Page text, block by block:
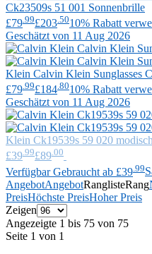
Ck23509s 51 001 Sonnenbrille
£79 .99£203 .5010% Rabatt
Geschätzt von 11 Aug 2026
Klein Calvin Klein Sunglasses
£79 .99£184 .8010% Rabatt
Geschätzt von 11 Aug 2026
Klein Ck19539s 59 020
£39.99£89.00
Verfügbar Gebraucht ab £39 .99
AngebotAngebotRanglisteRang
PreisHöchste PreisHoher Preis
Zeigen
Angezeigte 1 bis 75 von 75
Seite 1 von 1